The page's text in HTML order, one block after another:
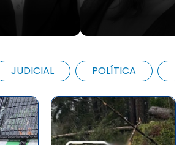
JUDICIAL POLÍTICA